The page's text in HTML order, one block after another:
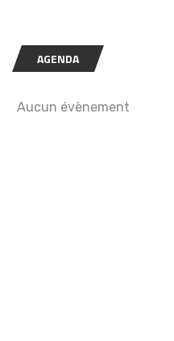
AGENDA
Aucun évènement